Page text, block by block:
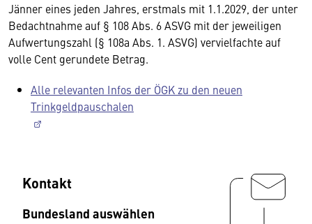
Jänner eines jeden Jahres, erstmals mit 1.1.2029, der unter
Bedachtnahme auf § 108 Abs. 6 ASVG mit der jeweiligen
Aufwertungszahl (§ 108a Abs. 1. ASVG) vervielfachte auf
volle Cent gerundete Betrag.
Alle relevanten Infos der ÖGK zu den neuen
Trinkgeldpauschalen
Kontakt
Bundesland auswählen